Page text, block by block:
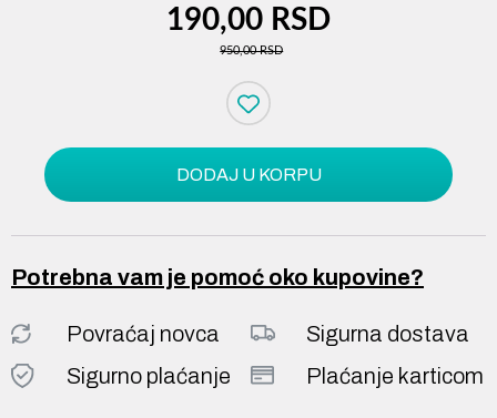
190,00 RSD
950,00 RSD
DODAJ U KORPU
Potrebna vam je pomoć oko kupovine?
Povraćaj novca
Sigurna dostava
Sigurno plaćanje
Plaćanje karticom